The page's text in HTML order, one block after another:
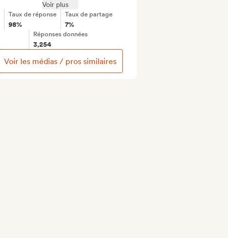
Voir plus
Taux de réponse
98%
Taux de partage
7%
Réponses données
3,254
Voir les médias / pros similaires